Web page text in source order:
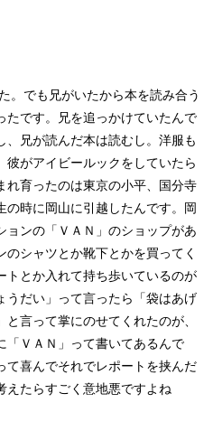
。でも兄がいたから本を読み合う
たです。兄を追っかけていたんで
兄が読んだ本は読むし。洋服も
彼がアイビールックをしていたら
れ育ったのは東京の小平、国分寺
時に岡山に引越したんです。岡
ョンの「ＶＡＮ」のショップがあ
シャツとか靴下とかを買ってく
トとか入れて持ち歩いているのが
うだい」って言ったら「袋はあげ
言って掌にのせてくれたのが、
「ＶＡＮ」って書いてあるんで
て喜んでそれでレポートを挟んだ
えたらすごく意地悪ですよね